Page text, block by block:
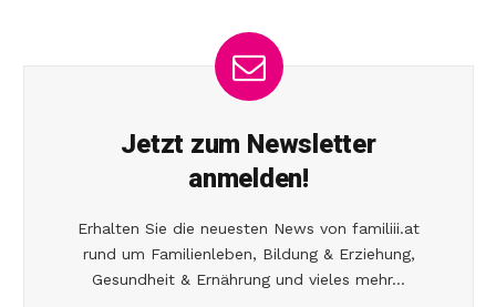
Jetzt zum Newsletter
anmelden!
Erhalten Sie die neuesten News von familiii.at
rund um Familienleben, Bildung & Erziehung,
Gesundheit & Ernährung und vieles mehr...